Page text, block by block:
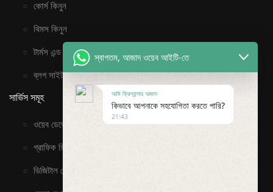
কোর্স কিনুন
থিমস কিনুন
টার্মস এন্ড কন্ডিশন
ব্লগ সাইট
সার্ভিস সমূহ
ওয়েব ডেভেলপমেন্ট
গ্রাফিক ডিজাইন
ডিজিটাল প্রোডাক্ট কিনুন
স্বাগতম, আজাদ ওয়েব আইটি-তে
আমি ফ্রিল্যান্সার আজাদ
কিভাবে আপনাকে সহযোগিতা করতে পারি?
21:43